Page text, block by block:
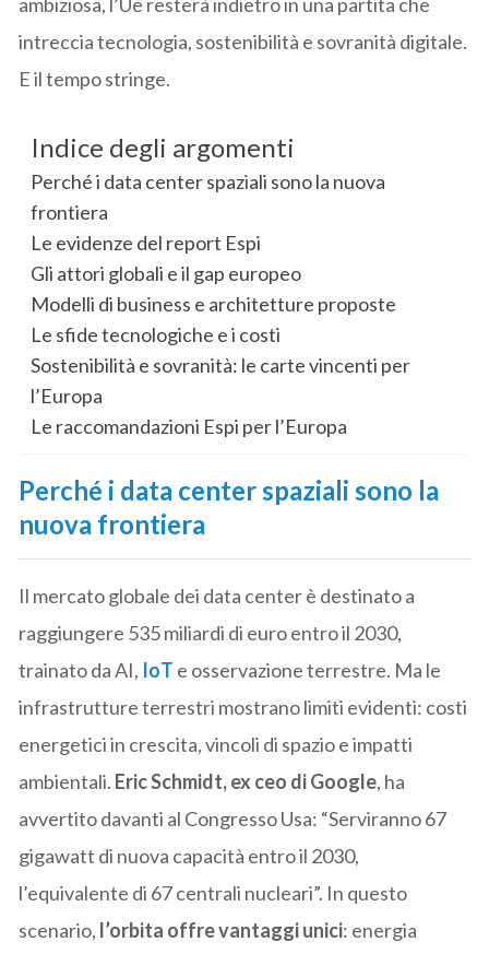
intreccia tecnologia, sostenibilità e sovranità digitale.
E il tempo stringe.
Indice degli argomenti
Perché i data center spaziali sono la nuova
frontiera
Le evidenze del report Espi
Gli attori globali e il gap europeo
Modelli di business e architetture proposte
Le sfide tecnologiche e i costi
Sostenibilità e sovranità: le carte vincenti per
l’Europa
Le raccomandazioni Espi per l’Europa
Perché i data center spaziali sono la
nuova frontiera
Il mercato globale dei data center è destinato a
raggiungere 535 miliardi di euro entro il 2030,
trainato da AI, IoT e osservazione terrestre. Ma le
infrastrutture terrestri mostrano limiti evidenti: costi
energetici in crescita, vincoli di spazio e impatti
ambientali. Eric Schmidt, ex ceo di Google, ha
avvertito davanti al Congresso Usa: “Serviranno 67
gigawatt di nuova capacità entro il 2030,
l’equivalente di 67 centrali nucleari”. In questo
scenario, l’orbita offre vantaggi unici: energia